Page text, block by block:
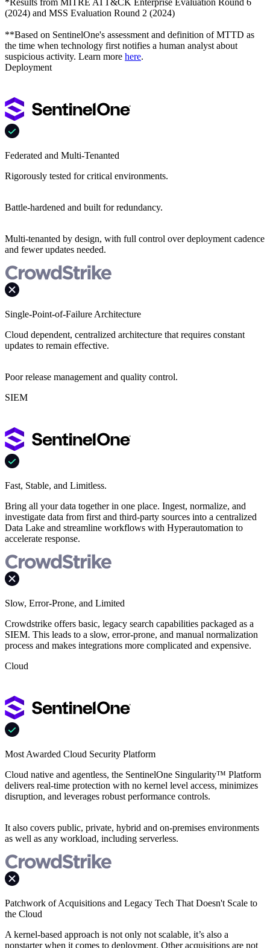
*Results from MITRE ATT&CK Enterprise Evaluation Round 6
(2024) and MSS Evaluation Round 2 (2024)
**Based on SentinelOne's assessment and definition of MTTD as
the time when technology first notifies a human analyst about
suspicious activity. Learn more here.
Deployment
Federated and Multi-Tenanted
Rigorously tested for critical environments.
Battle-hardened and built for redundancy.
Multi-tenanted by design, with full control over deployment cadence
and fewer updates needed.
Single-Point-of-Failure Architecture
Cloud dependent, centralized architecture that requires constant
updates to remain effective.
Poor release management and quality control.
SIEM
Fast, Stable, and Limitless.
Bring all your data together in one place. Ingest, normalize, and
investigate data from first and third-party sources into a centralized
Data Lake and streamline workflows with Hyperautomation to
accelerate response.
Slow, Error-Prone, and Limited
Crowdstrike offers basic, legacy search capabilities packaged as a
SIEM. This leads to a slow, error-prone, and manual normalization
process and makes integrations more complicated and expensive.
Cloud
Most Awarded Cloud Security Platform
Cloud native and agentless, the SentinelOne Singularity™ Platform
delivers real-time protection with no kernel level access, minimizes
disruption, and leverages robust performance controls.
It also covers public, private, hybrid and on-premises environments
as well as any workload, including serverless.
Patchwork of Acquisitions and Legacy Tech That Doesn't Scale to
the Cloud
A kernel-based approach is not only not scalable, it’s also a
nonstarter when it comes to deployment. Other acquisitions are not